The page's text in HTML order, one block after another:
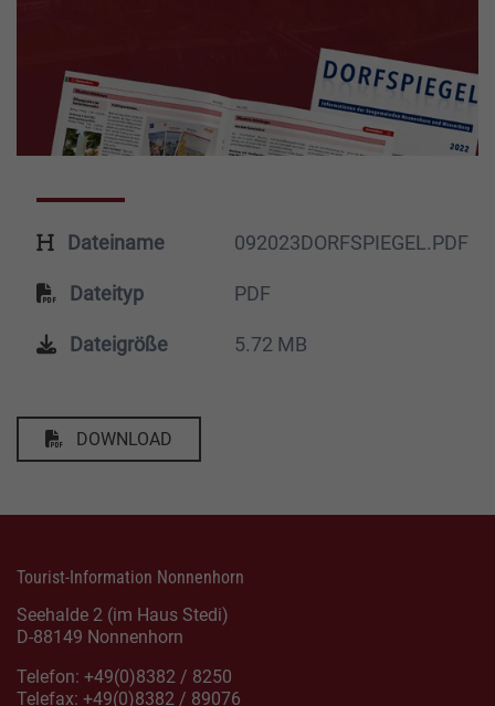
Dateiname 092023DORFSPIEGEL.PDF
Dateityp PDF
Dateigröße 5.72 MB
DOWNLOAD
Tourist-Information Nonnenhorn
Seehalde 2 (im Haus Stedi)
D-88149 Nonnenhorn
Telefon: +49(0)8382 / 8250
Telefax: +49(0)8382 / 89076